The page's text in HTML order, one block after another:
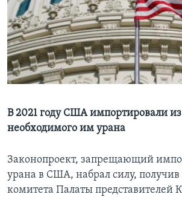
Learning English
СОЦИАЛЬНЫЕ СЕТИ
Языки
В 2021 году США импортировали из
необходимого им урана
Законопроект, запрещающий
урана в США, набрал силу,
комитета Палаты представителей